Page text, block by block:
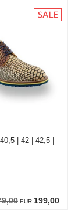
EUR 199,00
40,5 42
42,5